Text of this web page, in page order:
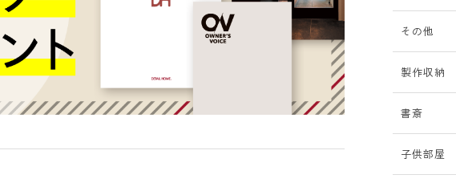
その他
製作収納
書斎
子供部屋